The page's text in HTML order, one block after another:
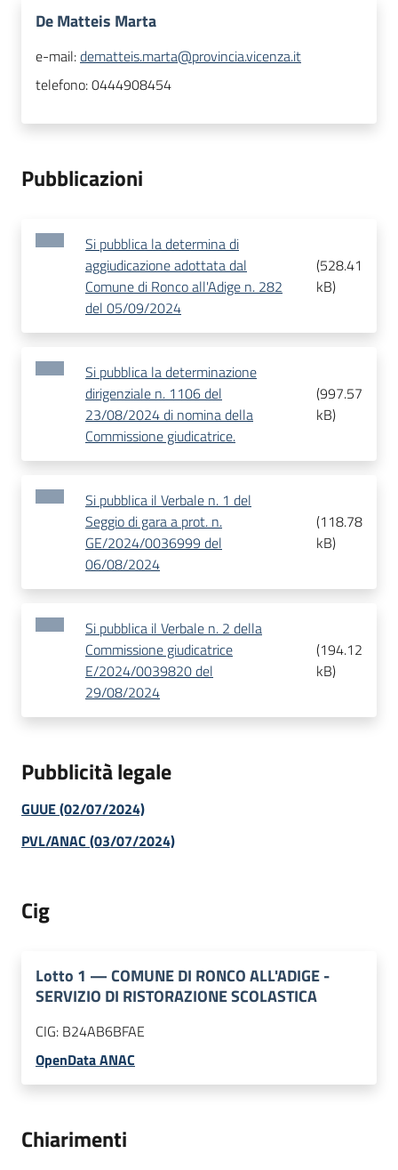
De Matteis Marta
e-mail:dematteis.marta@provincia.vicenza.it
telefono:0444908454
Pubblicazioni
Si pubblica la determina di
aggiudicazione adottata dal
Comune di Ronco all'Adige n. 282
del 05/09/2024
(528.41
kB)
Si pubblica la determinazione
dirigenziale n. 1106 del
23/08/2024 di nomina della
Commissione giudicatrice.
(997.57
kB)
Si pubblica il Verbale n. 1 del
Seggio di gara a prot. n.
GE/2024/0036999 del
06/08/2024
(118.78
kB)
Si pubblica il Verbale n. 2 della
Commissione giudicatrice
E/2024/0039820 del
29/08/2024
(194.12
kB)
Pubblicità legale
GUUE (02/07/2024)
PVL/ANAC (03/07/2024)
Cig
Lotto 1 —COMUNE DI RONCO ALL'ADIGE -
SERVIZIO DI RISTORAZIONE SCOLASTICA
CIG: B24AB6BFAE
OpenData ANAC
Chiarimenti